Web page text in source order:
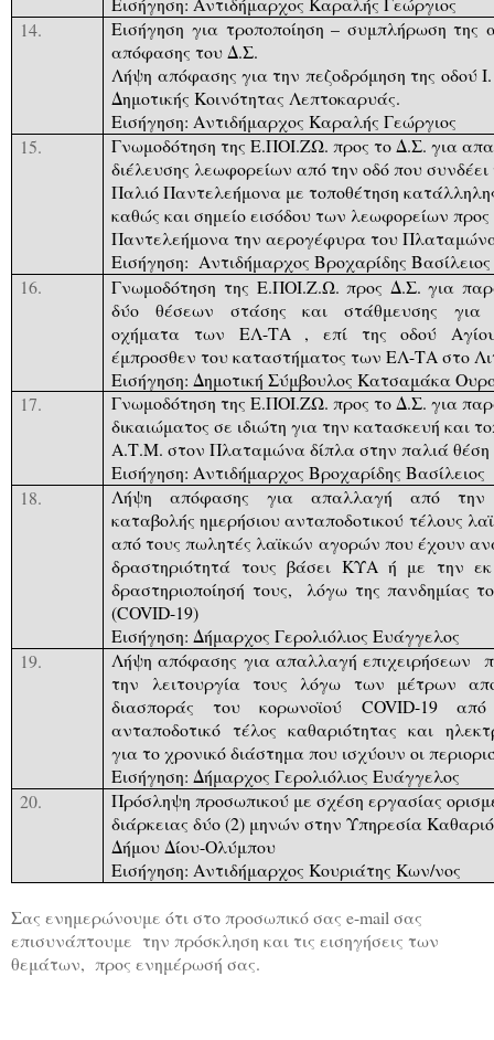
14.
Εισήγηση για τροποποίηση – συμπλήρωση της
απόφασης του Δ.Σ.
Λήψη απόφασης για την πεζοδρόμηση της οδού
Δημοτικής Κοινότητας Λεπτοκαρυάς.
Εισήγηση: Αντιδήμαρχος Καραλής Γεώργιος
15.
Γνωμοδότηση της Ε.ΠΟΙ.ΖΩ. προς το Δ.Σ. για
διέλευσης λεωφορείων από την οδό που
Παλιό Παντελεήμονα με τοποθέτηση
καθώς και σημείο εισόδου των λεωφορείων
Παντελεήμονα την αερογέφυρα του
Εισήγηση: Αντιδήμαρχος Βροχαρίδης Βασίλειος
16.
Γνωμοδότηση της Ε.ΠΟΙ.Ζ.Ω. προς Δ.Σ. για
δύο θέσεων στάσης και στάθμευσης για
οχήματα των ΕΛ-ΤΑ , επί της οδού
έμπροσθεν του καταστήματος των ΕΛ-ΤΑ στο
Εισήγηση: Δημοτική Σύμβουλος Κατσαμάκα
17.
Γνωμοδότηση της Ε.ΠΟΙ.ΖΩ. προς το Δ.Σ. για
δικαιώματος σε ιδιώτη για την κατασκευή και
Α.Τ.Μ. στον Πλαταμώνα δίπλα στην παλιά θέση
Εισήγηση: Αντιδήμαρχος Βροχαρίδης Βασίλειος
18.
Λήψη απόφασης για απαλλαγή από την
καταβολής ημερήσιου ανταποδοτικού τέλους
από τους πωλητές λαϊκών αγορών που έχουν
δραστηριότητά τους βάσει ΚΥΑ ή με την εκ
δραστηριοποίησή τους,
λόγω της πανδημίας
(COVID-19)
Εισήγηση: Δήμαρχος Γερολιόλιος Ευάγγελος
19.
Λήψη απόφασης για απαλλαγή επιχειρήσεων
την λειτουργία τους λόγω των μέτρων
διασποράς του κορωνοϊού COVID-19 από
ανταποδοτικό τέλος καθαριότητας και
για το χρονικό διάστημα που ισχύουν οι
Εισήγηση: Δήμαρχος Γερολιόλιος Ευάγγελος
20.
Πρόσληψη προσωπικού με σχέση εργασίας
διάρκειας δύο (2) μηνών στην Υπηρεσία
Δήμου Δίου-Ολύμπου
Εισήγηση: Αντιδήμαρχος Κουριάτης Κων/νος
Σας ενημερώνουμε ότι στο προσωπικό σας e-mail σας
επισυνάπτουμε την πρόσκληση και τις εισηγήσεις των
θεμάτων, προς ενημέρωσή σας.